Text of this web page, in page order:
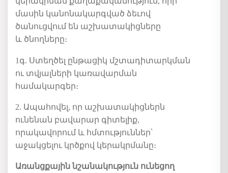
մասին կանոնակարգված ձեւով
ծանուցվում են աշխատակիցները
և ծնողները։
1գ. Ստեղծել ընթացիկ մշտադիտարկման
ու տվյալների կառավարման
համակարգեր։
2. Ապահովել, որ աշխատակիցներն
ունենան բավարար գիտելիք,
որակավորում և հմտություններ՝
աջակցելու կրծքով կերակրմանը։
Առանցքային նշանակություն ունեցող